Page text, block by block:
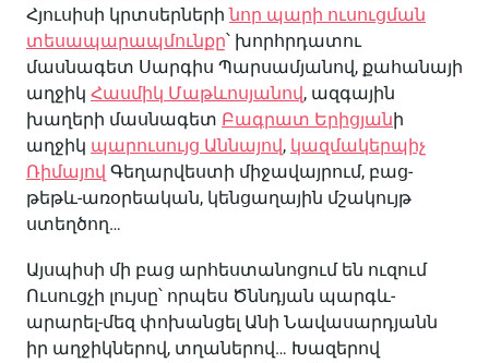
Հյուսիսի կրտսերներինոր պարի ուսուցման
տեսապարապմունքը՝ խորհրդատու
մասնագետ Սարգիս Պարսամյանով, քահանայի
աղջիկ Հասմիկ Մաթևոսյանով, ազգային
խաղերի մասնագետ Բագրատ Երիցյանի
աղջիկ պարուսույց Աննայով, կազմակերպիչ
Ռիմայով Գեղարվեստի միջավայրում, բաց-
թեթև-առօրեական, կենցաղային մշակույթ
ստեղծող…
Այսպիսի մի բաց արհեստանոցում են ուզում
Ուսուցչի լույսը՝ որպես Ծննդյան պարգև-
արարել-մեզ փոխանցել Անի Նավասարդյանն
իր աղջիկներով, տղաներով… Խազերով